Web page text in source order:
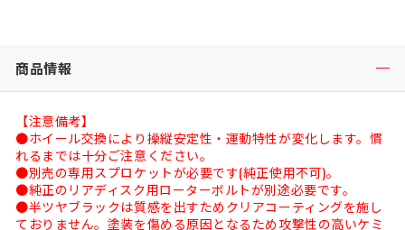
商品情報
【注意備考】
●ホイール交換により操縦安定性・運動特性が変化します。慣
れるまでは十分ご注意ください。
●別売の専用スプロケットが必要です(純正使用不可)。
●純正のリアディスク用ローターボルトが別途必要です。
●半ツヤブラックは質感を出すためクリアコーティングを施し
ておりません。塗装を傷める原因となるため攻撃性の高いケミ